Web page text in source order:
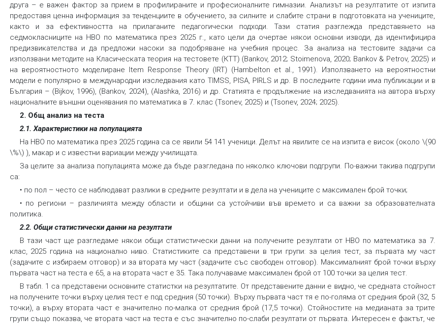
друга – е важен фактор за прием в профилираните и професионалните гимназии. Анализът на резултатите от изпита
предоставя ценна информация за тенденциите в обучението, за силните и слабите страни в подготовката на учениците,
както и за ефективността на прилаганите педагогически подходи. Тази статия разглежда представянето на
седмокласниците на НВО по математика през 2025 г., като цели да очертае някои основни изводи, да идентифицира
предизвикателства и да предложи насоки за подобряване на учебния процес. За анализа на тестовите задачи са
използвани методите на Класическата теория на тестовете (КТТ) (Bankov, 2012; Stoimenova, 2020; Bankov & Petrov, 2025) и
на вероятностното моделиране Item Response Theory (IRT) (Hambelton et al., 1991). Използването на вероятностни
модели е популярно в международни изследвания като TIMSS, PISA, PIRLS и др. В последните години има публикации и в
България – (Bijkov, 1996), (Bankov, 2024), (Alashka, 2016) и др. Статията е продължение на изследванията на автора върху
националните външни оценявания по математика в 7. клас (Tsonev, 2025) и (Tsonev, 2024; 2025).
2. Общ анализ на теста
2.1. Характеристики на популацията
На НВО по математика през 2025 година са се явили 54 141 ученици. Делът на явилите се на изпита е висок (около \(90
\%\) ), макар и с известни вариации между училищата.
За целите за анализа популацията може да бъде разгледана по няколко ключови подгрупи. По-важни такива подгрупи
са:
• по пол – често се наблюдават разлики в средните резултати и в дела на учениците с максимален брой точки;
• по региони – различията между области и общини са устойчиви във времето и са важни за образователната
политика.
2.2. Общи статистически данни на резултати
В тази част ще разгледаме някои общи статистически данни на получените резултати от НВО по математика за 7.
клас, 2025 година на национално ниво. Статистиките са представени в три групи: за целия тест, за първата му част
(задачите с избираем отговор) и за втората му част (задачите със свободен отговор). Максималният брой точки върху
първата част на теста е 65, а на втората част е 35. Така получаваме максимален брой от 100 точки за целия тест.
В табл. 1 са представени основните статистки на резултатите. От представените данни е видно, че средната стойност
на получените точки върху целия тест е под средния (50 точки). Върху първата част тя е по-голяма от средния брой (32, 5
точки), а върху втората част е значително по-малка от средния брой (17,5 точки). Стойностите на медианата за трите
групи също показва, че втората част на теста е със значително по-слаби резултати от първата. Интересен е фактът, че